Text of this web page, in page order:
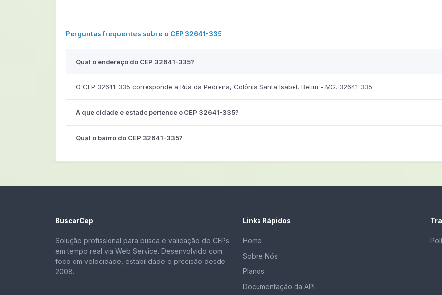
Perguntas frequentes sobre o CEP 32641-335
Qual o endereço do CEP 32641-335?
O CEP 32641-335 corresponde a Rua da Pedreira, Colônia Santa Isabel, Betim - MG, 32641-335.
A que cidade e estado pertence o CEP 32641-335?
Qual o bairro do CEP 32641-335?
BuscarCep
Solução profissional para busca e validação de CEPs
em tempo real via Web Service. Desenvolvido com
foco em velocidade, estabilidade e precisão desde
2008.
Links Rápidos
Home
Sobre Nós
Planos
Documentação da API